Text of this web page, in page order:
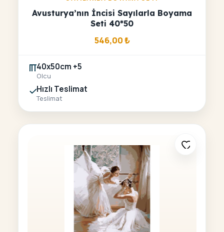
Avusturya’nın İncisi Sayılarla Boyama
Seti 40*50
546,00₺
40x50cm +5
Olcu
Hızlı Teslimat
Teslimat